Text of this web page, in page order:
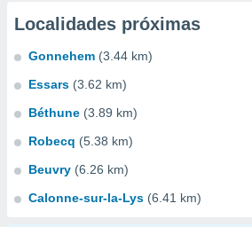
Localidades próximas
Gonnehem (3.44 km)
Essars (3.62 km)
Béthune (3.89 km)
Robecq (5.38 km)
Beuvry (6.26 km)
Calonne-sur-la-Lys (6.41 km)